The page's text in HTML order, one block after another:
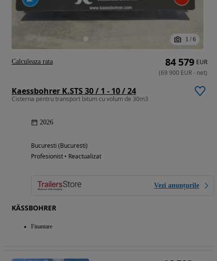
1 / 6
Kaessbohrer K.STS 30 / 1 - 10 / 24
Cisterna pentru transport bitum cu volum de 30m3
2026
Bucuresti (Bucuresti)
Profesionist • Reactualizat
Vezi anunțurile
KÄSSBOHRER
Finantare
84 579 EUR
(69 900 EUR- net)
Calculeaza rata